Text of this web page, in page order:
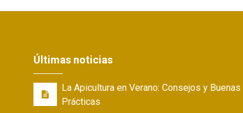
Últimas noticias
La Apicultura en Verano: Consejos y Buenas
Prácticas